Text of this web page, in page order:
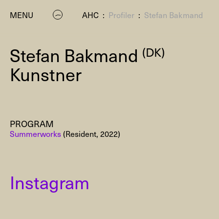
MENU AHC : Profiler : Stefan Bakmand
Stefan Bakmand (DK)
Kunstner
PROGRAM
Summerworks(Resident, 2022)
Instagram